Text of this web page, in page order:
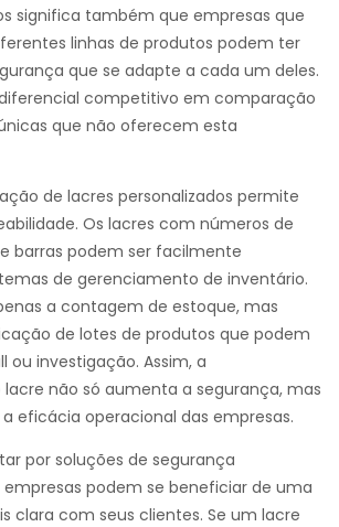
significa também que empresas que
linhas de produtos podem ter
que se adapte a cada um deles.
competitivo em comparação
que não oferecem esta
de lacres personalizados permite
Os lacres com números de
barras podem ser facilmente
de gerenciamento de inventário.
a contagem de estoque, mas
de lotes de produtos que podem
ou investigação. Assim, a
lacre não só aumenta a segurança, mas
eficácia operacional das empresas.
por soluções de segurança
empresas podem se beneficiar de uma
clara com seus clientes. Se um lacre